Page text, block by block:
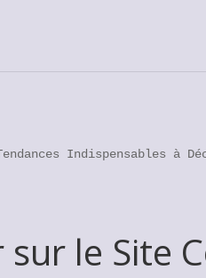
Indispensables à
le Site